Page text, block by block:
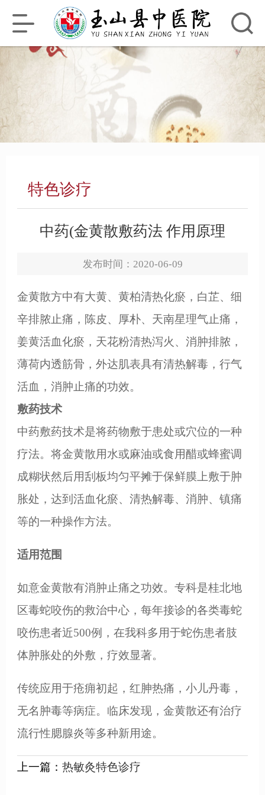
搜索
特色诊疗
中药(金黄散敷药法 作用原理
发布时间：2020-06-09
金黄散方中有大黄、黄柏清热化瘀，白芷、细
辛排脓止痛，陈皮、厚朴、天南星理气止痛，
姜黄活血化瘀，天花粉清热泻火、消肿排脓，
薄荷内透筋骨，外达肌表具有清热解毒，行气
活血，消肿止痛的功效。
敷药技术
中药敷药技术是将药物敷于患处或穴位的一种
疗法。将金黄散用水或麻油或食用醋或蜂蜜调
成糊状然后用刮板均匀平摊于保鲜膜上敷于肿
胀处，达到活血化瘀、清热解毒、消肿、镇痛
等的一种操作方法。
适用范围
如意金黄散有消肿止痛之功效。专科是桂北地
区毒蛇咬伤的救治中心，每年接诊的各类毒蛇
咬伤患者近500例，在我科多用于蛇伤患者肢
体肿胀处的外敷，疗效显著。
传统应用于疮痈初起，红胂热痛，小儿丹毒，
无名肿毒等病症。临床发现，金黄散还有治疗
流行性腮腺炎等多种新用途。
上一篇： 热敏灸特色诊疗